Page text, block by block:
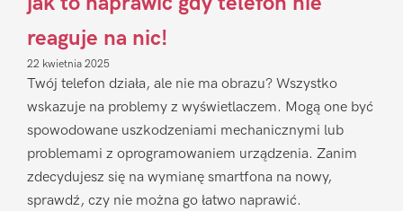
reaguje na nic!
22 kwietnia 2025
Twój telefon działa, ale nie ma obrazu? Wszystko
wskazuje na problemy z wyświetlaczem. Mogą one być
spowodowane uszkodzeniami mechanicznymi lub
problemami z oprogramowaniem urządzenia. Zanim
zdecydujesz się na wymianę smartfona na nowy,
sprawdź, czy nie można go łatwo naprawić.